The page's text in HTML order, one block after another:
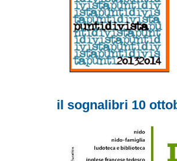
il sognalibri 10